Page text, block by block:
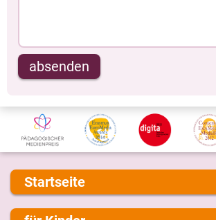
absenden
Startseite
Über uns